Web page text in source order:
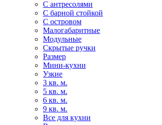
С антресолями
С барной стойкой
С островом
Малогабаритные
Модульные
Скрытые ручки
Размер
Мини-кухни
Узкие
3 кв. м.
5 кв. м.
6 кв. м.
9 кв. м.
Все для кухни